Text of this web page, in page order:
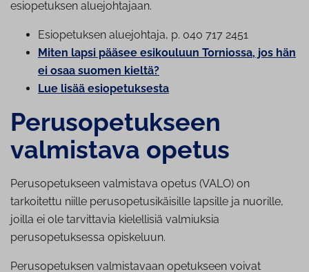
esiopetuksen aluejohtajaan.
Esio­pe­tuk­sen aluejohtaja, p. 040 717 2451
Miten lapsi pääsee esikouluun Torniossa, jos hän
ei osaa suomen kieltä?
Lue lisää esio­pe­tuk­ses­ta
Pe­rus­o­pe­tuk­seen
valmistava opetus
Perusopetukseen valmistava opetus (VALO) on
tarkoitettu niille perusopetusikäisille lapsille ja nuorille,
joilla ei ole tarvittavia kielellisiä valmiuksia
perusopetuksessa opiskeluun.
Perusopetuksen valmistavaan opetukseen voivat